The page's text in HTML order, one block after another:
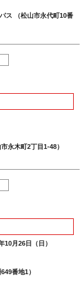
ス （松山市永代町10番
永木町2丁目1-48）
10月26日（日）
番地1）